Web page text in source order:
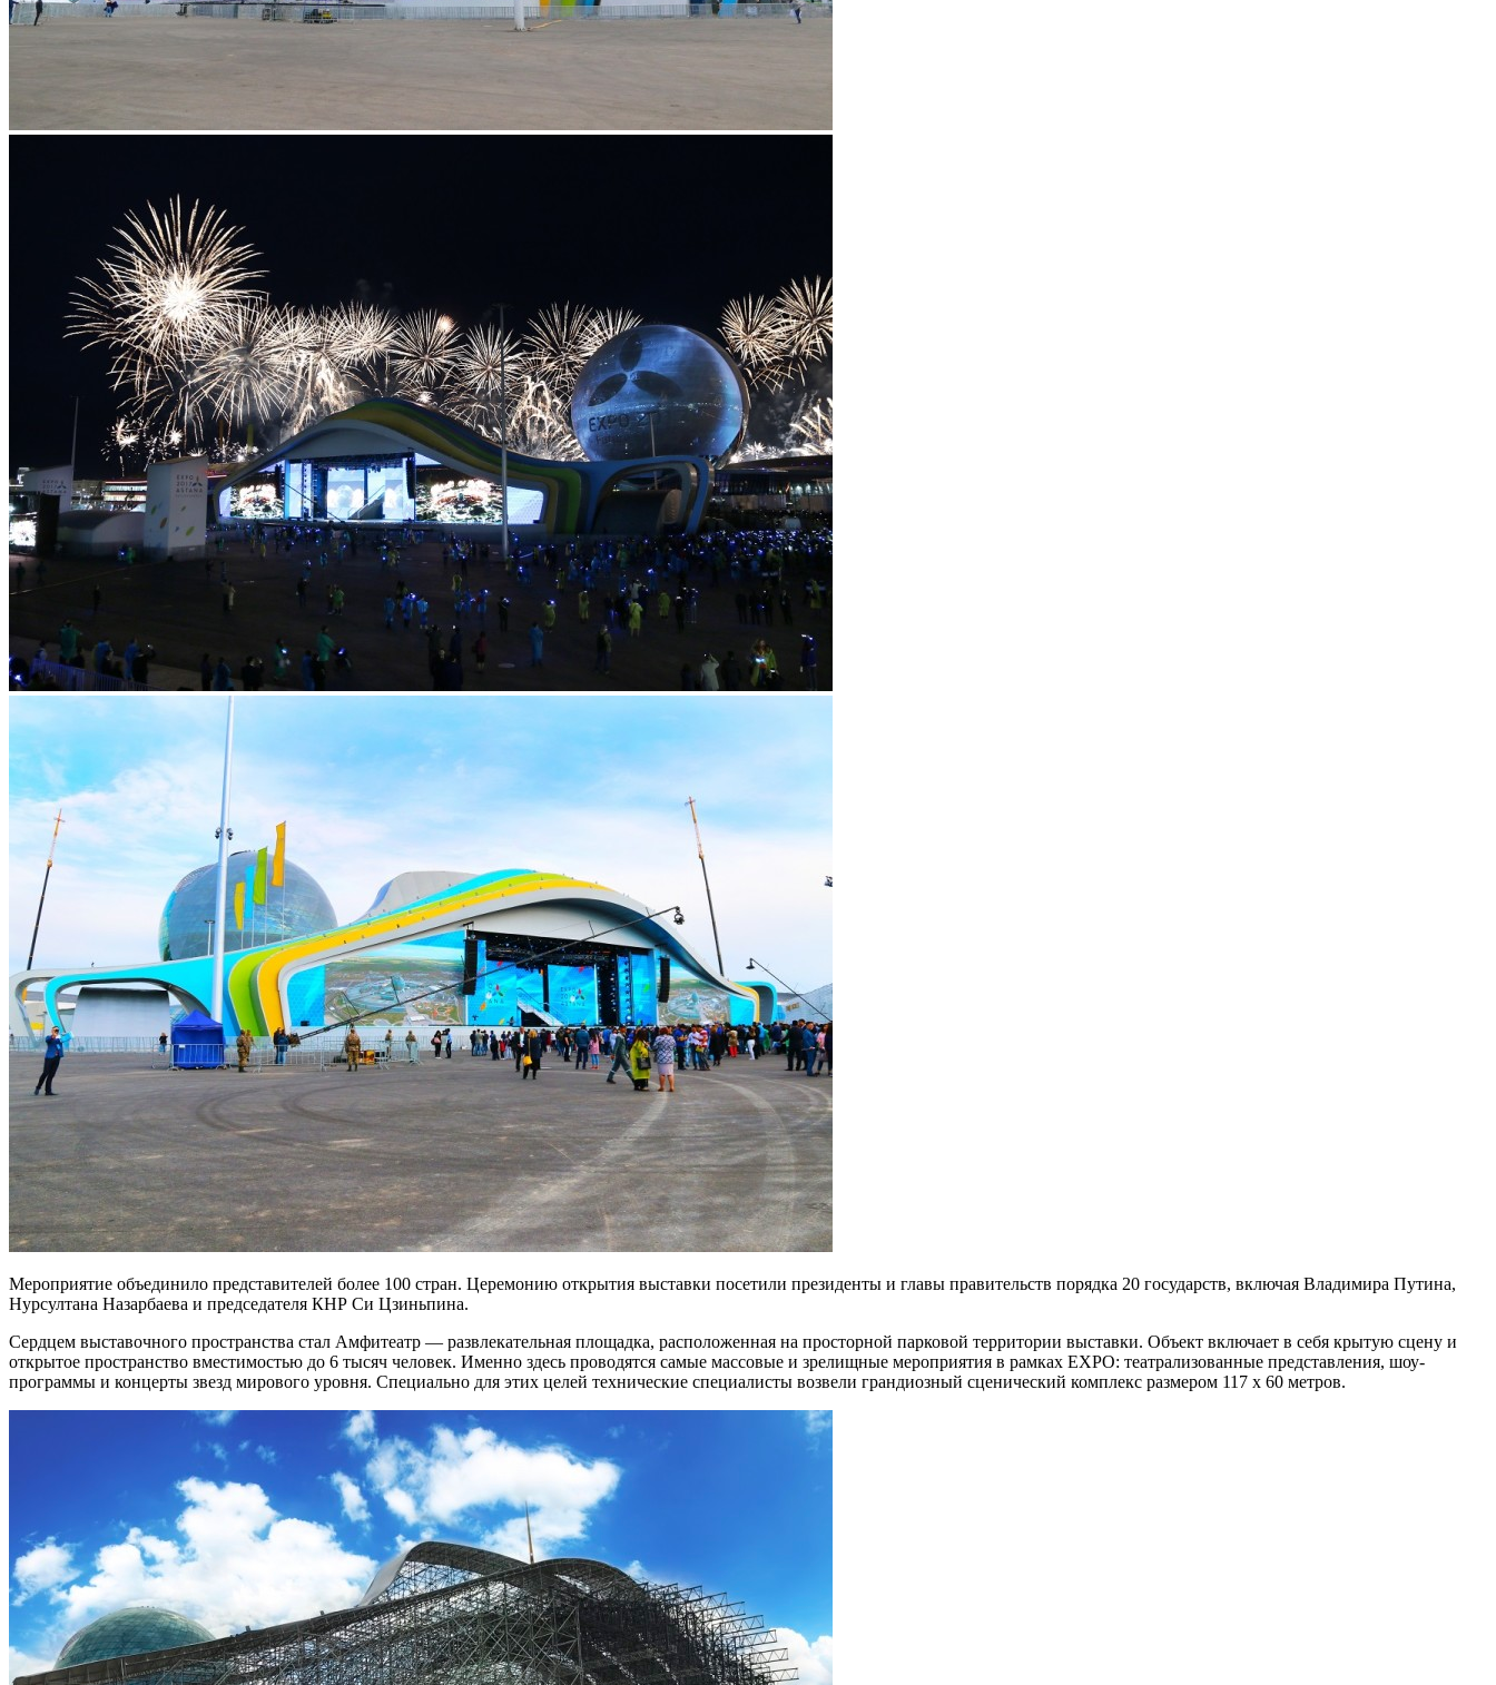
Мероприятие объединило представителей более 100 стран. Церемонию открытия выставки посетили президенты и главы правительств порядка 20 государств, включая Владимира Путина,
Нурсултана Назарбаева и председателя КНР Си Цзиньпина.
Сердцем выставочного пространства стал Амфитеатр — развлекательная площадка, расположенная на просторной парковой территории выставки. Объект включает в себя крытую сцену и
открытое пространство вместимостью до 6 тысяч человек. Именно здесь проводятся самые массовые и зрелищные мероприятия в рамках EXPO: театрализованные представления, шоу-
программы и концерты звезд мирового уровня. Специально для этих целей технические специалисты возвели грандиозный сценический комплекс размером 117 х 60 метров.